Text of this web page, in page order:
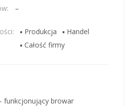
–
▪ Produkcja
▪ Handel
▪ Całość firmy
funkcjonujący browar